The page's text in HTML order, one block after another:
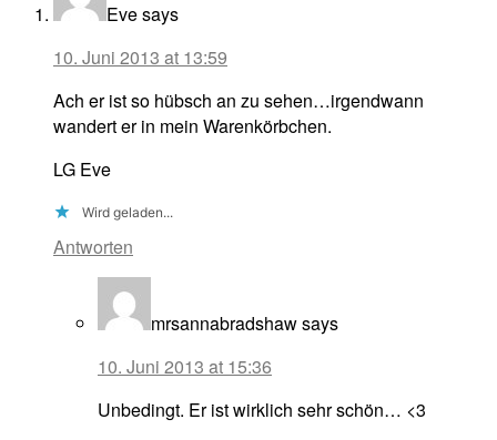
Evesays
10. Juni 2013 at 13:59
Ach er ist so hübsch an zu sehen…irgendwann
wandert er in mein Warenkörbchen.
LG Eve
Wird geladen...
Antworten
mrsannabradshawsays
10. Juni 2013 at 15:36
Unbedingt. Er ist wirklich sehr schön… <3